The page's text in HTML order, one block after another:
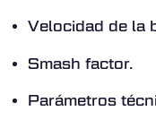
Velocidad de la
Smash factor.
Parámetros